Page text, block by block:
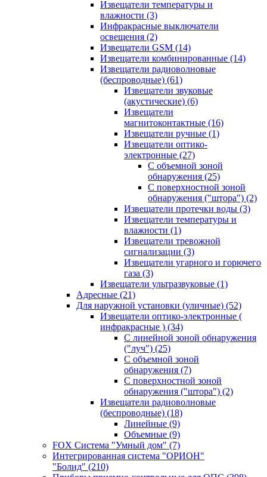
Извещатели температуры и
влажности (3)
Инфракрасные выключатели
освещения (2)
Извещатели GSM (14)
Извещатели комбинированные (14)
Извещатели радиоволновые
(беспроводные) (61)
Извещатели звуковые
(акустические) (6)
Извещатели
магнитоконтактные (16)
Извещатели ручные (1)
Извещатели оптико-
электронные (27)
С объемной зоной
обнаружения (25)
С поверхностной зоной
обнаружения ("штора") (2)
Извещатели протечки воды (3)
Извещатели температуры и
влажности (1)
Извещатели тревожной
сигнализации (3)
Извещатели угарного и горючего
газа (3)
Извещатели ультразвуковые (1)
Адресные (21)
Для наружной установки (уличные) (52)
Извещатели оптико-электронные (
инфракрасные ) (34)
С линейной зоной обнаружения
("луч") (25)
С объемной зоной
обнаружения (7)
С поверхностной зоной
обнаружения ("штора") (2)
Извещатели радиоволновые
(беспроводные) (18)
Линейные (9)
Объемные (9)
FOX Система "Умный дом" (7)
Интегрированная система "ОРИОН"
"Болид" (210)